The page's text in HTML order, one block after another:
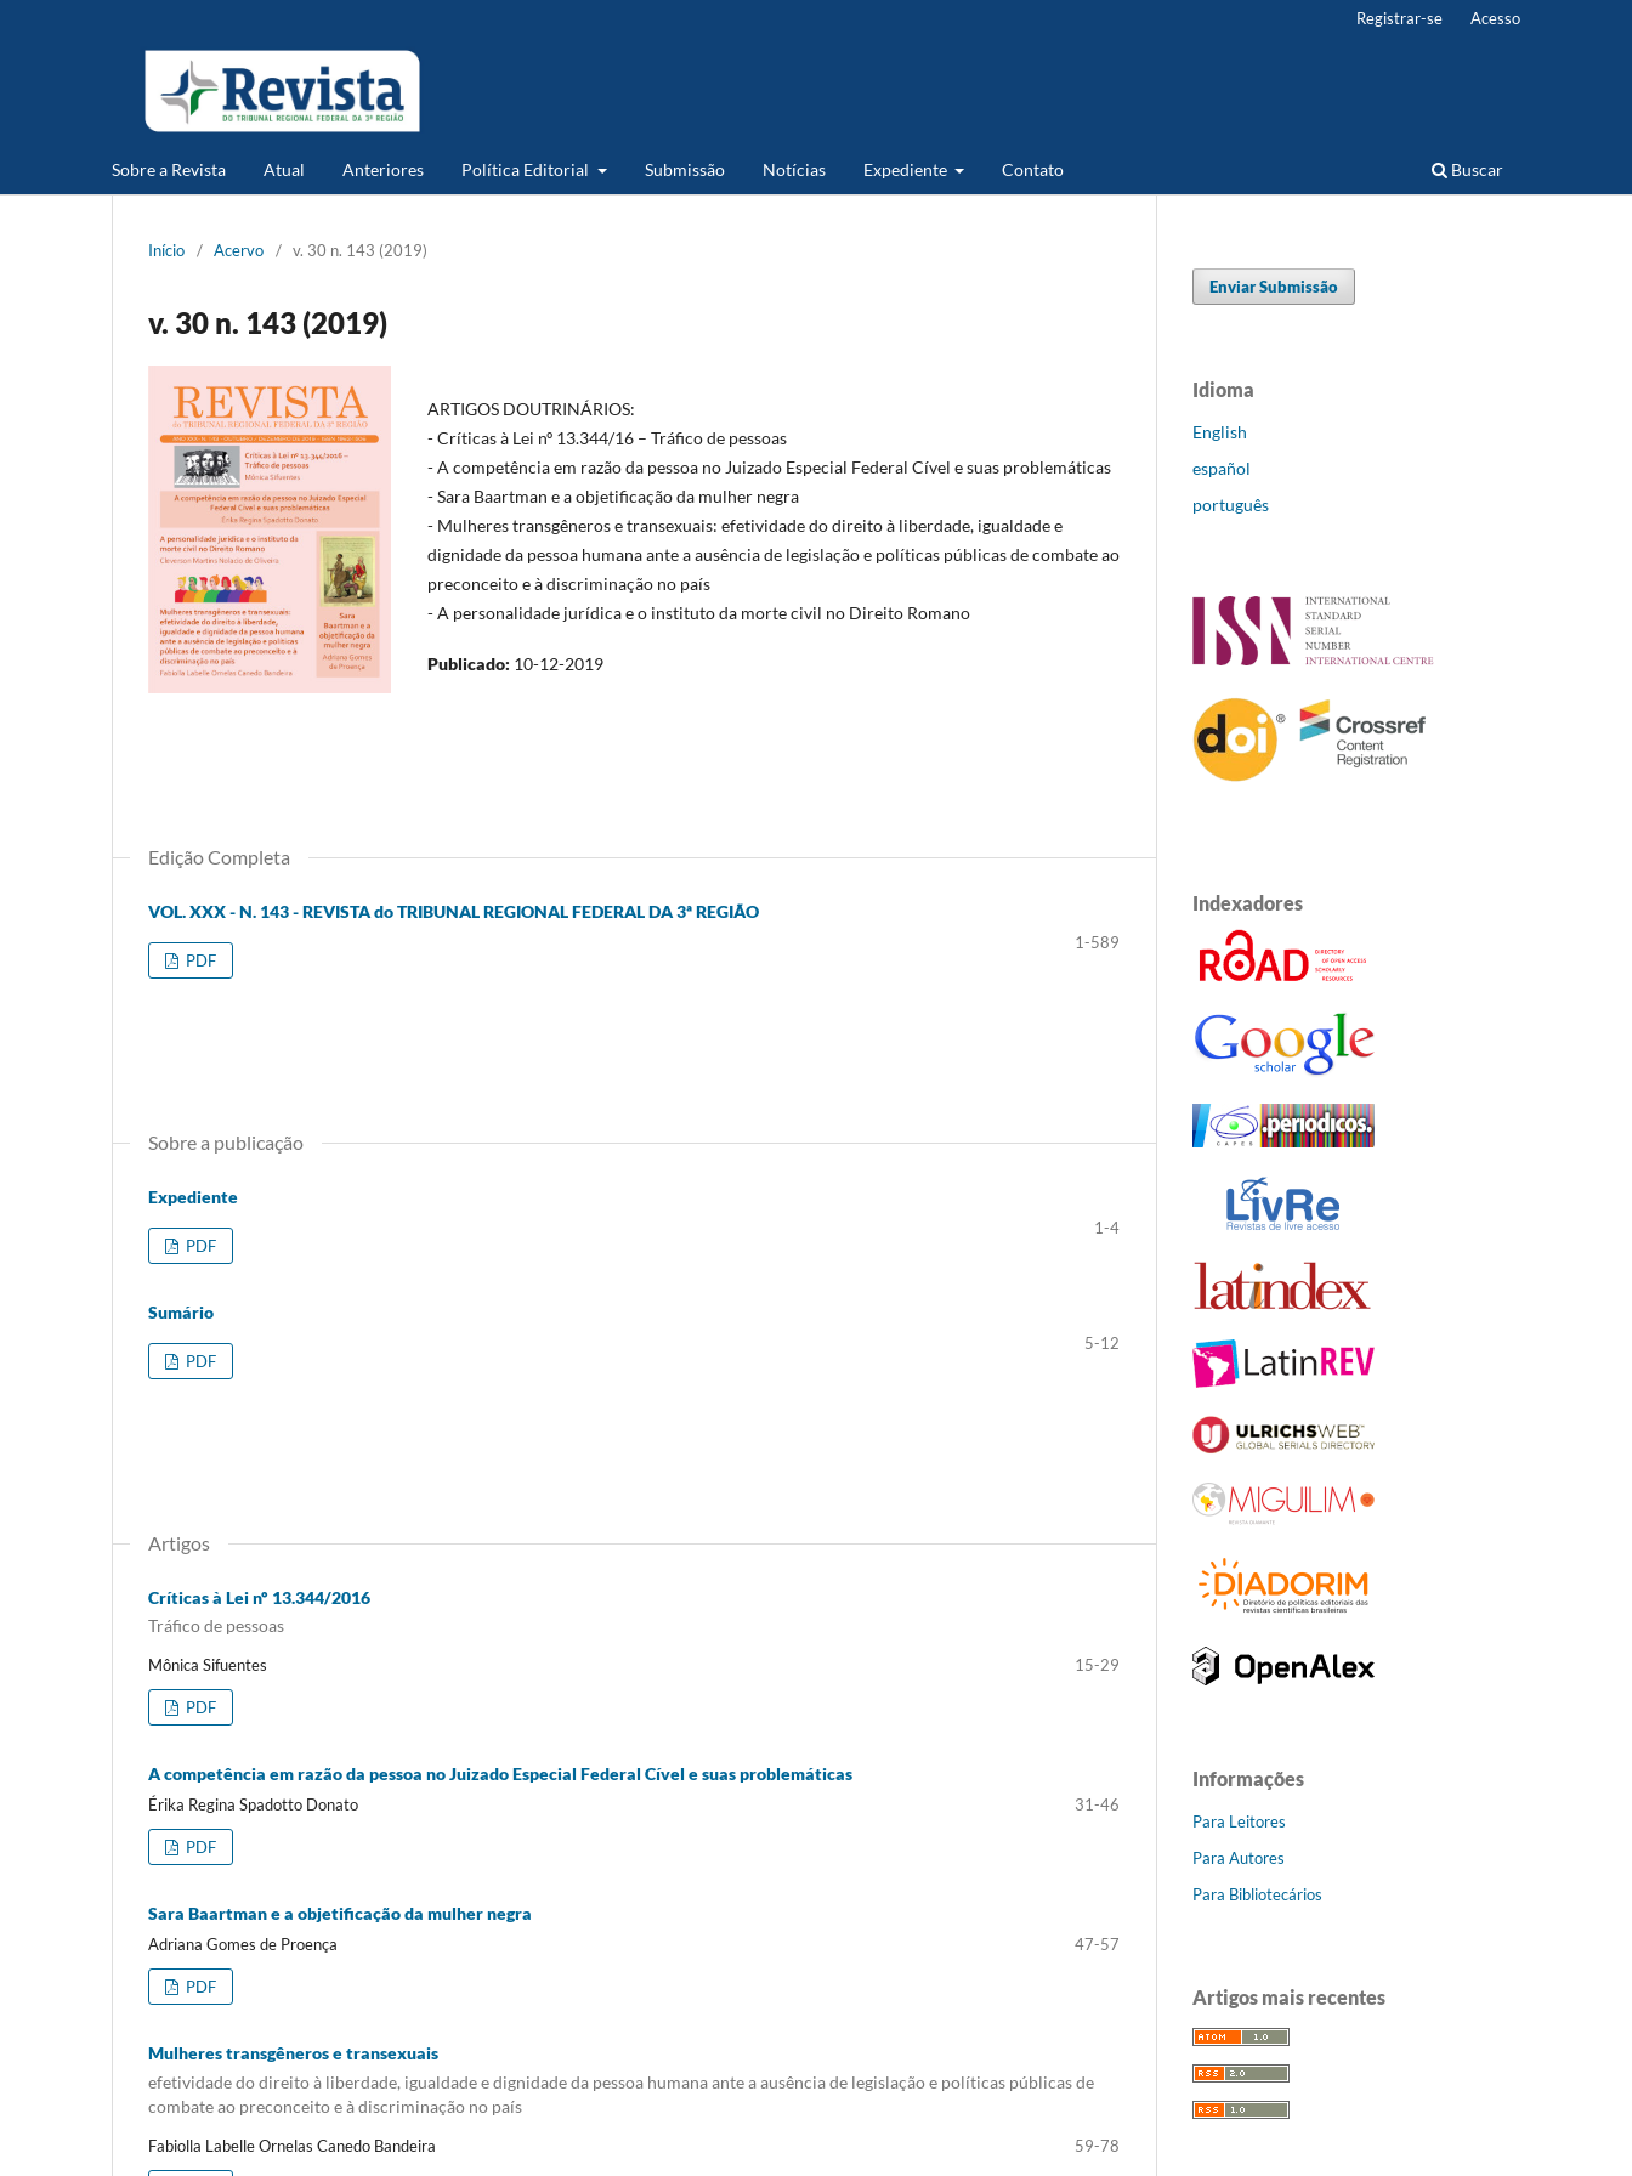
Sobre a Revista Atual Anteriores Política Editorial Submissão Notícias Expediente Contato Buscar
Registrar-se Acesso
Início / Acervo / v. 30 n. 143 (2019)
v. 30 n. 143 (2019)
ARTIGOS DOUTRINÁRIOS:
- Críticas à Lei nº 13.344/16 – Tráfico de pessoas
- A competência em razão da pessoa no Juizado Especial Federal Cível e suas problemáticas
- Sara Baartman e a objetificação da mulher negra
- Mulheres transgêneros e transexuais: efetividade do direito à liberdade, igualdade e
dignidade da pessoa humana ante a ausência de legislação e políticas públicas de combate ao
preconceito e à discriminação no país
- A personalidade jurídica e o instituto da morte civil no Direito Romano
Publicado: 10-12-2019
Edição Completa
VOL. XXX - N. 143 - REVISTA do TRIBUNAL REGIONAL FEDERAL DA 3ª REGIÃO
1-589
PDF
Sobre a publicação
Expediente
1-4
PDF
Sumário
5-12
PDF
Artigos
Críticas à Lei nº 13.344/2016
Tráfico de pessoas
Mônica Sifuentes 15-29
PDF
A competência em razão da pessoa no Juizado Especial Federal Cível e suas problemáticas
Érika Regina Spadotto Donato 31-46
PDF
Sara Baartman e a objetificação da mulher negra
Adriana Gomes de Proença 47-57
PDF
Mulheres transgêneros e transexuais
efetividade do direito à liberdade, igualdade e dignidade da pessoa humana ante a ausência de legislação e políticas públicas de
combate ao preconceito e à discriminação no país
Fabiolla Labelle Ornelas Canedo Bandeira 59-78
Enviar Submissão
Idioma
English
español
português
Indexadores
Informações
Para Leitores
Para Autores
Para Bibliotecários
Artigos mais recentes